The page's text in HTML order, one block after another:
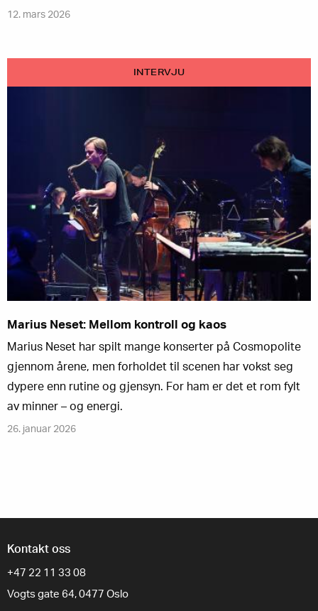
12. mars 2026
INTERVJU
Marius Neset: Mellom kontroll og kaos
Marius Neset har spilt mange konserter på Cosmopolite
gjennom årene, men forholdet til scenen har vokst seg
dypere enn rutine og gjensyn. For ham er det et rom fylt
av minner – og energi.
26. januar 2026
Kontakt oss
+47 22 11 33 08
Vogts gate 64, 0477 Oslo